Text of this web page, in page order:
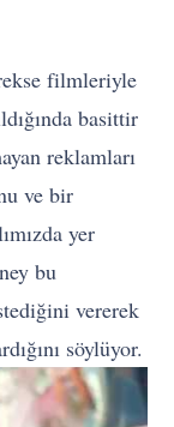
filmleriyle
basittir
reklamları
ve bir
yer
bu
vererek
söylüyor.